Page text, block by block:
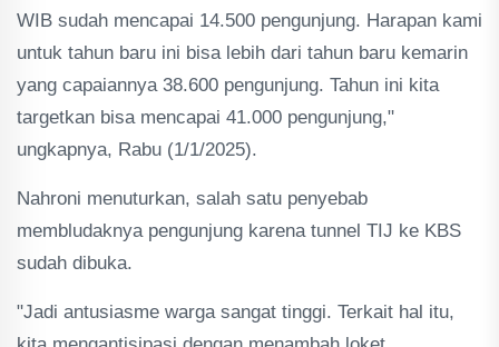
WIB sudah mencapai 14.500 pengunjung. Harapan kami
untuk tahun baru ini bisa lebih dari tahun baru kemarin
yang capaiannya 38.600 pengunjung. Tahun ini kita
targetkan bisa mencapai 41.000 pengunjung,"
ungkapnya, Rabu (1/1/2025).
Nahroni menuturkan, salah satu penyebab
membludaknya pengunjung karena tunnel TIJ ke KBS
sudah dibuka.
"Jadi antusiasme warga sangat tinggi. Terkait hal itu,